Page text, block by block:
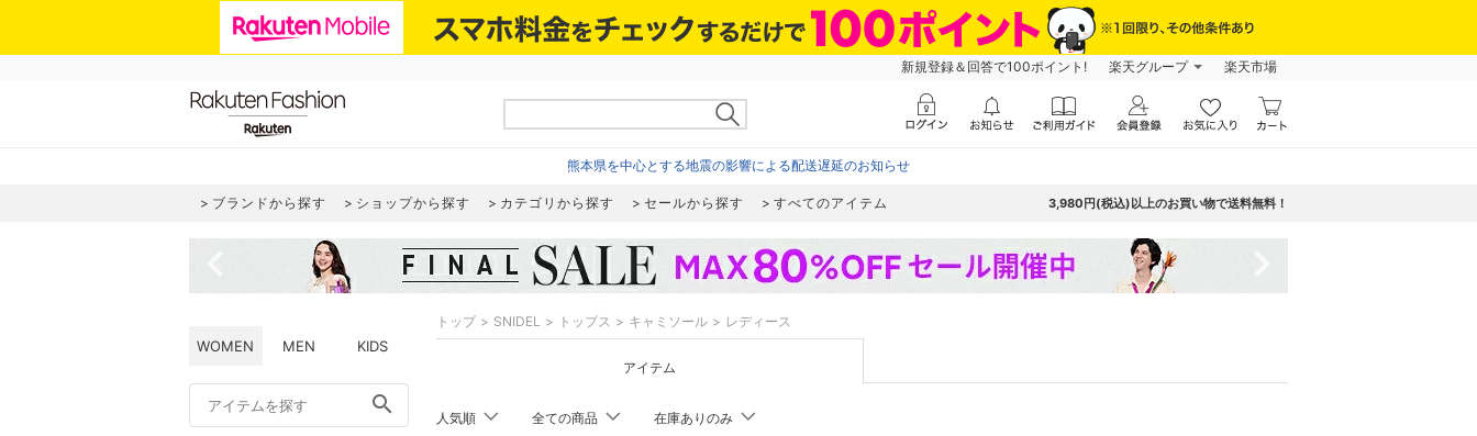
新規登録＆回答で100ポイント! 楽天グループ 楽天市場
熊本県を中心とする地震の影響による配送遅延のお知らせ
ブランドから探す ショップから探す カテゴリから探す セールから探す すべてのアイテム 3,980円(税込)以上のお買い物で送料無料！
WOMEN MEN KIDS
search
トップ SNIDEL トップス キャミソール レディース
アイテム
人気順 全ての商品 在庫ありのみ